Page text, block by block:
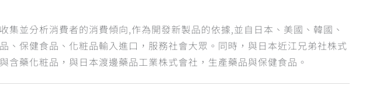
集並分析消費者的消費傾向,作為開發新製品的依據,並自日本、美國、韓國、
、保健食品、化粧品輸入進口，服務社會大眾。同時，與日本近江兄弟社株式
含藥化粧品，與日本渡邊藥品工業株式會社，生產藥品與保健食品。